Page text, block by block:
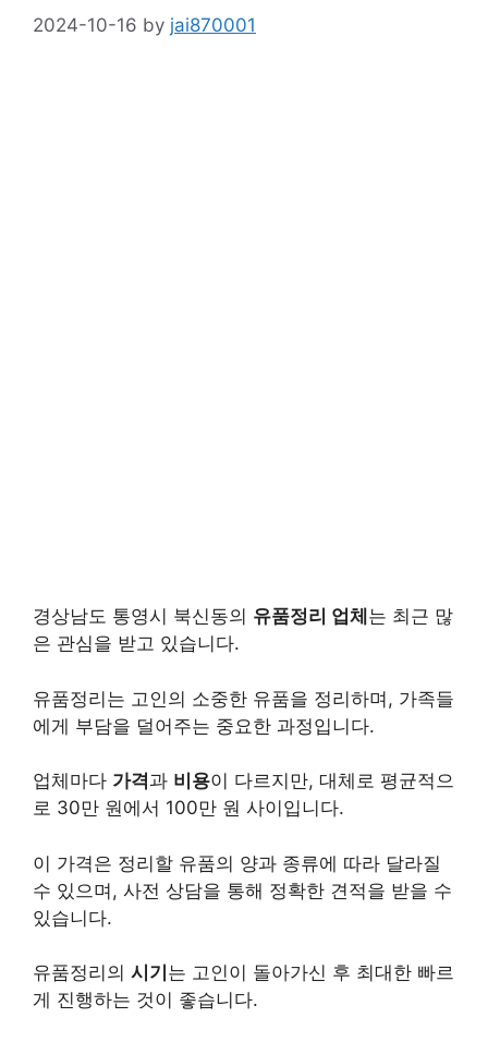
2024-10-16 by jai870001
경상남도 통영시 북신동의 유품정리 업체 는 최근 많
은 관심을 받고 있습니다.
유품정리는 고인의 소중한 유품을 정리하며, 가족들
에게 부담을 덜어주는 중요한 과정입니다.
업체마다 가격과 비용이 다르지만, 대체로 평균적으
로 30만 원에서 100만 원 사이입니다.
이 가격은 정리할 유품의 양과 종류에 따라 달라질
수 있으며, 사전 상담을 통해 정확한 견적을 받을 수
있습니다.
유품정리의 시기 는 고인이 돌아가신 후 최대한 빠르
게 진행하는 것이 좋습니다.